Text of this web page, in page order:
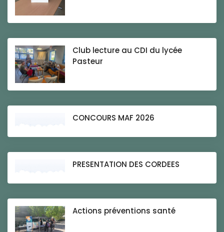
Club lecture au CDI du lycée
Pasteur
CONCOURS MAF 2026
PRESENTATION DES CORDEES
Actions préventions santé